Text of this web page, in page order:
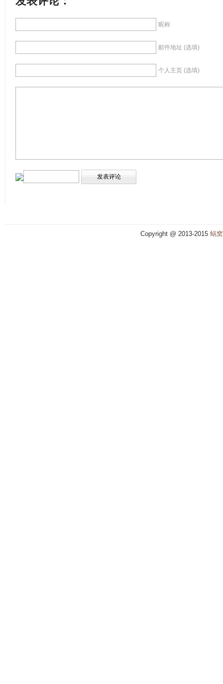
昵称
邮件地址 (选填)
个人主页 (选填)
Copyright @ 2013-2015 蜗